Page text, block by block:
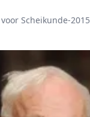
Scheikunde-2015